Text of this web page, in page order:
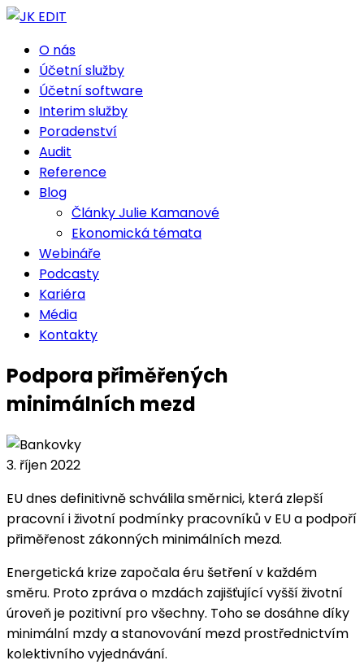
O nás
Účetní služby
Účetní software
Interim služby
Poradenství
Audit
Reference
Blog
Články Julie Kamanové
Ekonomická témata
Webináře
Podcasty
Kariéra
Média
Kontakty
Podpora přiměřených
minimálních mezd
3. říjen 2022
EU dnes definitivně schválila směrnici, která zlepší
pracovní i životní podmínky pracovníků v EU a podpoří
přiměřenost zákonných minimálních mezd.
Energetická krize započala éru šetření v každém
směru. Proto zpráva o mzdách zajišťující vyšší životní
úroveň je pozitivní pro všechny. Toho se dosáhne díky
minimální mzdy a stanovování mezd prostřednictvím
kolektivního vyjednávání.